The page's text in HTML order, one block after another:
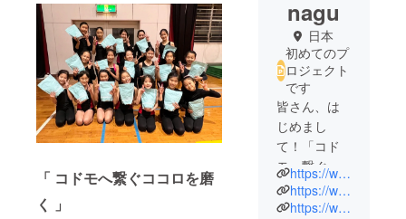
「 コドモへ繋ぐココロを磨
く 」
nagu
日本
初めてのプ
ロジェクト
です
皆さん、は
じめまし
て！「コド
モへ繋ぐコ
コロを磨
く」プロ
https://www.hotslimstudiojapan.com/csr/
https://www.instagram.com/all_hotslim/
https://www.youtube.com/watch?v=kDmXN0z843c